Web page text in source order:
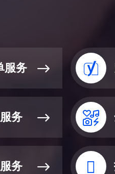
服务
务
务